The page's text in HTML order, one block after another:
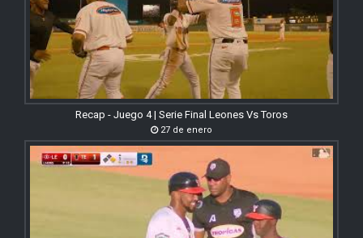
Recap - Juego 4 | Serie Final Leones Vs Toros
27 de enero